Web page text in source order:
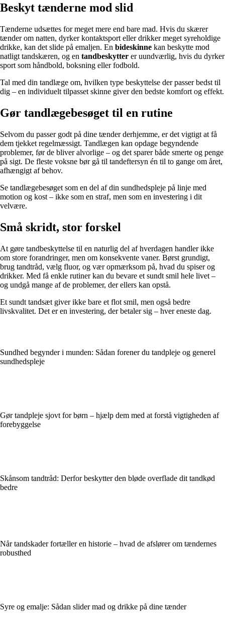
Beskyt tænderne mod slid
Tænderne udsættes for meget mere end bare mad. Hvis du skærer
tænder om natten, dyrker kontaktsport eller drikker meget syreholdige
drikke, kan det slide på emaljen. En bideskinne kan beskytte mod
natligt tandskæren, og en tandbeskytter er uundværlig, hvis du dyrker
sport som håndbold, boksning eller fodbold.
Tal med din tandlæge om, hvilken type beskyttelse der passer bedst til
dig – en individuelt tilpasset skinne giver den bedste komfort og effekt.
Gør tandlægebesøget til en rutine
Selvom du passer godt på dine tænder derhjemme, er det vigtigt at få
dem tjekket regelmæssigt. Tandlægen kan opdage begyndende
problemer, før de bliver alvorlige – og det sparer både smerte og penge
på sigt. De fleste voksne bør gå til tandeftersyn én til to gange om året,
afhængigt af behov.
Se tandlægebesøget som en del af din sundhedspleje på linje med
motion og kost – ikke som en straf, men som en investering i dit
velvære.
Små skridt, stor forskel
At gøre tandbeskyttelse til en naturlig del af hverdagen handler ikke
om store forandringer, men om konsekvente vaner. Børst grundigt,
brug tandtråd, vælg fluor, og vær opmærksom på, hvad du spiser og
drikker. Med få enkle rutiner kan du bevare et sundt smil hele livet –
og undgå mange af de problemer, der ellers kan opstå.
Et sundt tandsæt giver ikke bare et flot smil, men også bedre
livskvalitet. Det er en investering, der betaler sig – hver eneste dag.
Sundhed begynder i munden: Sådan forener du tandpleje og generel
sundhedspleje
Gør tandpleje sjovt for børn – hjælp dem med at forstå vigtigheden af
forebyggelse
Skånsom tandtråd: Derfor beskytter den bløde overflade dit tandkød
bedre
Når tandskader fortæller en historie – hvad de afslører om tændernes
robusthed
Syre og emalje: Sådan slider mad og drikke på dine tænder